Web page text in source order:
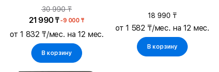
30 990 ₸
21 990 ₸ -9 000 ₸
от 1 832 ₸/мес. на 12 мес.
В корзину
Pro 13
18 990 ₸
от 1 582 ₸/мес. на 12 мес.
В корзину